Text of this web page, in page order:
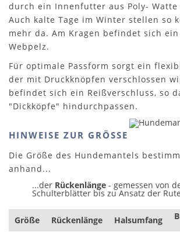
durch ein Innenfutter aus Poly- Watte
Auch kalte Tage im Winter stellen so
mehr da. Am Kragen befindet sich
Webpelz.
Für optimale Passform sorgt ein
der mit Druckknöpfen verschlossen
befindet sich ein Reißverschluss, so
"Dickköpfe" hindurchpassen.
HINWEISE ZUR GRÖSSE
Die Größe des Hundemantels
anhand...
...der Rückenlänge - gemessen von
Schulterblätter bis zu Ansatz der Rute
Größe Rückenlänge Halsumfang